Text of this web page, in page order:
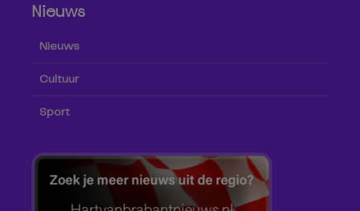
Nieuws
Nieuws
Cultuur
Sport